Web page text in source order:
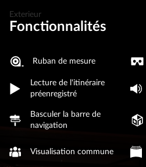
Exterieur
Fonctionnalités
Ruban de mesure
Lecture de l'itinéraire
préenregistré
Basculer la barre de
navigation
Visualisation commune